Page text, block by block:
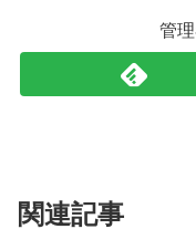
管
関連記事